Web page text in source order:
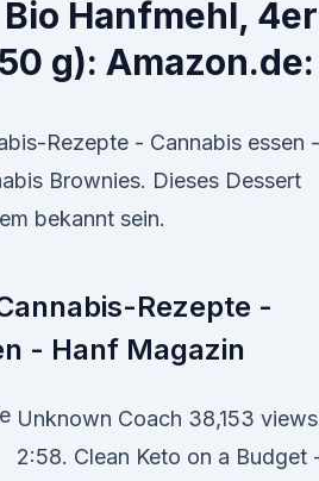
Bio Hanfmehl, 4er
g): Amazon.de:
Rezepte - Cannabis essen -
Brownies. Dieses Dessert
bekannt sein.
Rezepte -
- Hanf Magazin
Unknown Coach 38,153
2:58. Clean Keto on a Budget